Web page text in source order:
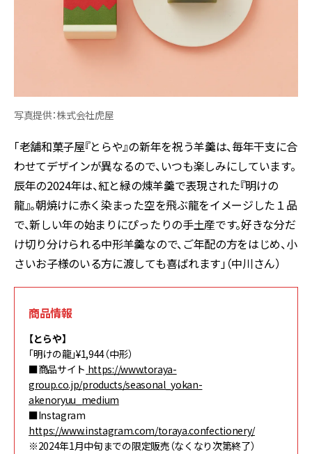
写真提供：株式会社虎屋
「老舗和菓子屋『とらや』の新年を祝う羊羹は、毎年干支に合
わせてデザインが異なるので、いつも楽しみにしています。
辰年の2024年は、紅と緑の煉羊羹で表現された『明けの
龍』。朝焼けに赤く染まった空を飛ぶ龍をイメージした１品
で、新しい年の始まりにぴったりの手土産です。好きな分だ
け切り分けられる中形羊羹なので、ご年配の方をはじめ、小
さいお子様のいる方に渡しても喜ばれます」（中川さん）
商品情報
【とらや】
「明けの龍」¥1,944（中形）
■商品サイト https://www.toraya-
group.co.jp/products/seasonal_yokan-
akenoryuu_medium
■Instagram
https://www.instagram.com/toraya.confectionery/
※2024年1月中旬までの限定販売（なくなり次第終了）